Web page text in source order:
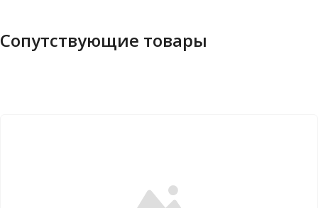
Сопутствующие товары